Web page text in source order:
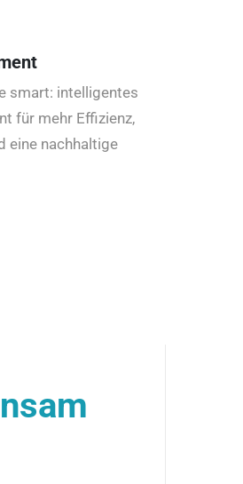
smart: intelligentes
für mehr Effizienz,
eine nachhaltige